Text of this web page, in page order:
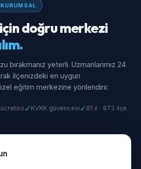
doğru merkezi
bırakmanız yeterli. Uzmanlarımız 24
ilçenizdeki en uygun
eğitim merkezine yönlendirir.
✓ KVKK güvencesi ✓ 81 il · 973 ilçe